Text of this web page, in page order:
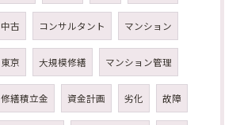
中古 コンサルタント マンション
東京 大規模修繕 マンション管理
修繕積立金 資金計画 劣化 故障